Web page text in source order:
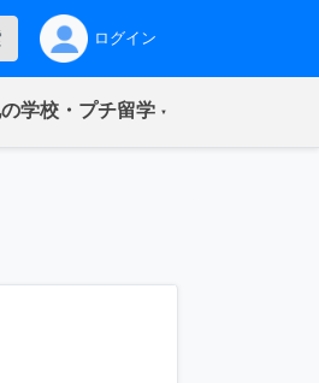
ログイン
学校・プチ留学(current)